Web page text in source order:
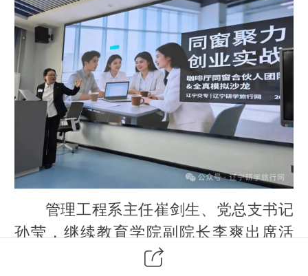
管理工程系主任崔剑生、党总支书记
孙莹，继续教育学院副院长李爽出席活
动。辽宁研学旅行网副总编辑于波、运营